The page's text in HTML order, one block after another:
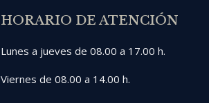
HORARIO DE ATENCIÓN
Lunes a jueves de 08.00 a 17.00 h.
Viernes de 08.00 a 14.00 h.